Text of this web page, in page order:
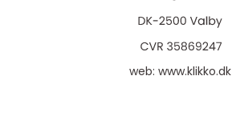
web: www.klikko.dk